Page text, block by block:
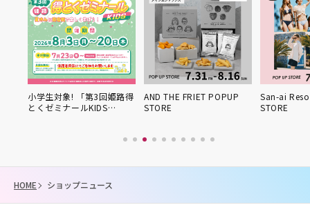
象! 「第3回姫路得
ナールKIDS…
AND THE FRIET POPUP
STORE
San-ai Resort POPUP
HOME ショップニュース